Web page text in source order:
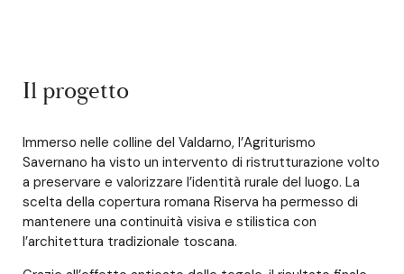
Il progetto
Immerso nelle colline del Valdarno, l’Agriturismo
Savernano ha visto un intervento di ristrutturazione volto
a preservare e valorizzare l’identità rurale del luogo. La
scelta della copertura romana Riserva ha permesso di
mantenere una continuità visiva e stilistica con
l’architettura tradizionale toscana.